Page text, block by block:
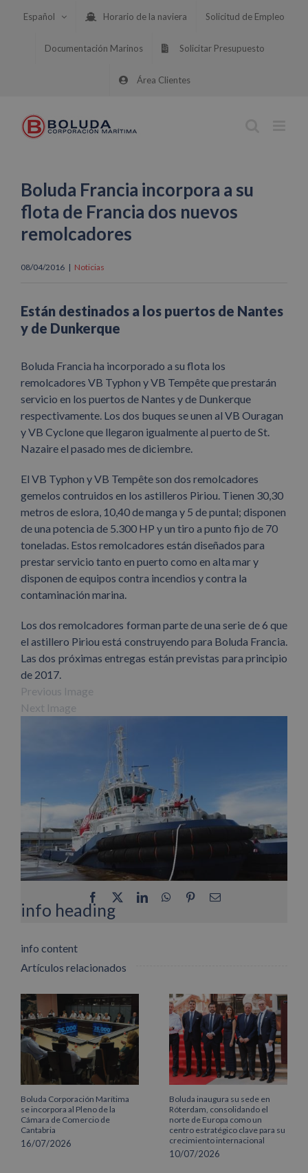
Español Horario de la naviera Solicitud de Empleo
Documentación Marinos Solicitar Presupuesto
Área Clientes
Boluda Francia incorpora a su
flota de Francia dos nuevos
remolcadores
08/04/2016 | Noticias
Están destinados a los puertos de Nantes
y de Dunkerque
Boluda Francia ha incorporado a su flota los
remolcadores VB Typhon y VB Tempête que prestarán
servicio en los puertos de Nantes y de Dunkerque
respectivamente. Los dos buques se unen al VB Ouragan
y VB Cyclone que llegaron igualmente al puerto de St.
Nazaire el pasado mes de diciembre.
El VB Typhon y VB Tempête son dos remolcadores
gemelos contruidos en los astilleros Piriou. Tienen 30,30
metros de eslora, 10,40 de manga y 5 de puntal; disponen
de una potencia de 5.300 HP y un tiro a punto fijo de 70
toneladas. Estos remolcadores están diseñados para
prestar servicio tanto en puerto como en alta mar y
disponen de equipos contra incendios y contra la
contaminación marina.
Los dos remolcadores forman parte de una serie de 6 que
el astillero Piriou está construyendo para Boluda Francia.
Las dos próximas entregas están previstas para principio
de 2017.
Previous Image
Next Image
info heading
info content
Facebook LinkedInWhatsApp
PinterestCorreo
Artículos relacionados
Boluda Corporación Marítima
se incorpora al Pleno de la
Cámara de Comercio de
Cantabria
16/07/2026
Boluda inaugura su sede en
Róterdam, consolidando el
norte de Europa como un
centro estratégico clave para su
crecimiento internacional
10/07/2026